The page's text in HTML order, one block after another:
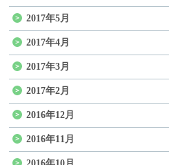
2017年5月
2017年4月
2017年3月
2017年2月
2016年12月
2016年11月